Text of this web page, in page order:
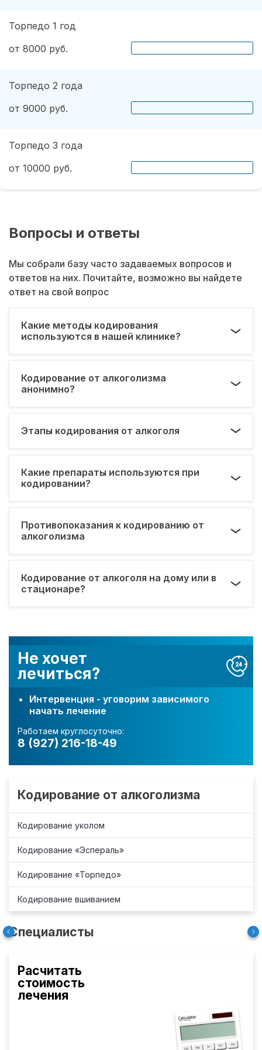
Не хочет
лечиться?
Интервенция - уговорим зависимого
начать лечение
Работаем круглосуточно:
8 (927) 216-18-49
Кодирование от алкоголизма
Кодирование уколом
Кодирование «Эспераль»
Кодирование «Торпедо»
Кодирование вшиванием
Специалисты
Расчитать
стоимость
лечения
Торпедо 1 год
от 8000 руб.
Торпедо 2 года
от 9000 руб.
Торпедо 3 года
от 10000 руб.
Вопросы и ответы
Мы собрали базу часто задаваемых вопросов и
ответов на них. Почитайте, возможно вы найдете
ответ на свой вопрос
Какие методы кодирования
используются в нашей клинике?
Кодирование от алкоголизма
анонимно?
Этапы кодирования от алкоголя
Какие препараты используются при
кодировании?
Противопоказания к кодированию от
алкоголизма
Кодирование от алкоголя на дому или в
стационаре?